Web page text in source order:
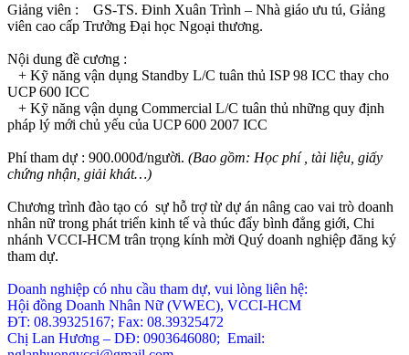
Giảng viên : GS-TS. Đinh Xuân Trình – Nhà giáo ưu tú, Gỉảng
viên cao cấp Trưởng Đại học Ngoại thương.
Nội dung đề cương :
+ Kỹ năng vận dụng Standby L/C tuân thủ ISP 98 ICC thay cho
UCP 600 ICC
+ Kỹ năng vận dụng Commercial L/C tuân thủ những quy định
pháp lý mới chủ yếu của UCP 600 2007 ICC
Phí tham dự : 900.000đ/người. (Bao gồm: Học phí , tài liệu, giấy
chứng nhận, giải khát…)
Chương trình đào tạo có sự hỗ trợ từ dự án nâng cao vai trò doanh
nhân nữ trong phát triển kinh tế và thúc đẩy bình đẳng giới, Chi
nhánh VCCI-HCM trân trọng kính mời Quý doanh nghiệp đăng ký
tham dự.
Doanh nghiệp có nhu cầu tham dự, vui lòng liên hệ:
Hội đồng Doanh Nhân Nữ (VWEC), VCCI-HCM
ĐT: 08.39325167; Fax: 08.39325472
Chị Lan Hương – DĐ: 0903646080; Email: